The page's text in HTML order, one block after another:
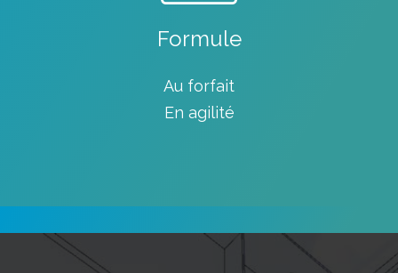
Formule
Au forfait
En agilité